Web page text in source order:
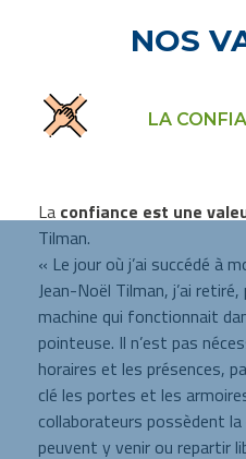
NOS
LA
La confiance est une
Tilman.
« Le jour où j’ai succédé à
Jean-Noël Tilman, j’ai
machine qui fonctionnait
pointeuse. Il n’est pas
horaires et les présences,
clé les portes et les
collaborateurs possèdent la
peuvent y venir ou repartir